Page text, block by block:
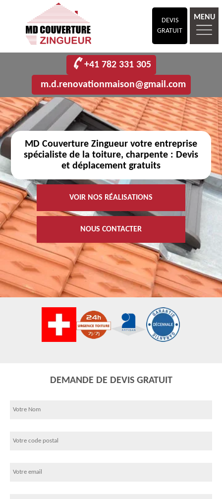
DEVIS
GRATUIT
MENU
+41 782 331 305
m.d.renovationmaison@gmail.com
MD Couverture Zingueur votre entreprise
spécialiste de la toiture, charpente : Devis
et déplacement gratuits
VOIR NOS RÉALISATIONS
NOUS CONTACTER
DEMANDE DE DEVIS GRATUIT